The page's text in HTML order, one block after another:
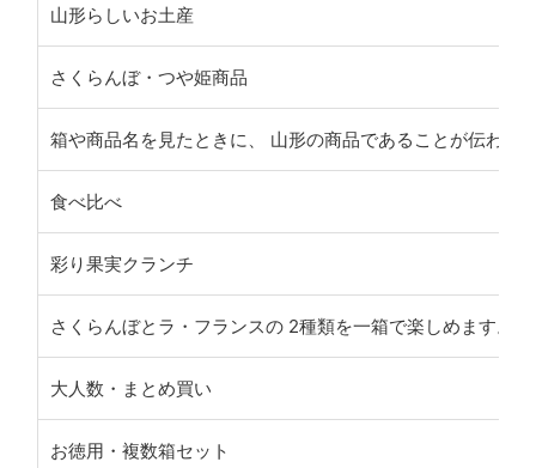
山形らしいお土産
さくらんぼ・つや姫商品
箱や商品名を見たときに、 山形の商品であることが伝わり
食べ比べ
彩り果実クランチ
さくらんぼとラ・フランスの 2種類を一箱で楽しめます。
大人数・まとめ買い
お徳用・複数箱セット